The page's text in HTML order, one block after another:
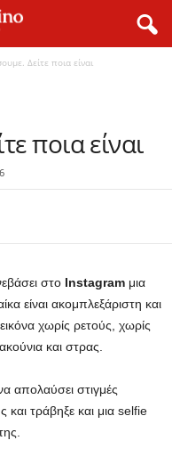
Δείτε ποια είναι
ποια είναι
στο Instagram μια
είναι ακομπλεξάριστη και
χωρίς ρετούς, χωρίς
και στρας.
απολαύσει στιγμές
και τράβηξε και μια selfie